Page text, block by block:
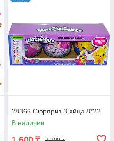
28366 Сюрприз 3 яйца 8*22
В наличии